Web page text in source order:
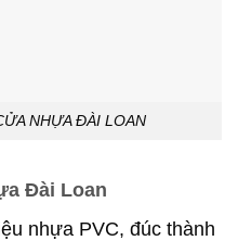
NHỰA ĐÀI LOAN
Đài Loan
nhựa PVC, đúc thành